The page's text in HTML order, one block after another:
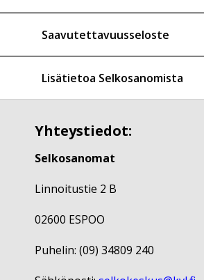
Saavutettavuusseloste
Lisätietoa Selkosanomista
Yhteystiedot:
Selkosanomat
Linnoitustie 2 B
02600 ESPOO
Puhelin: (09) 34809 240